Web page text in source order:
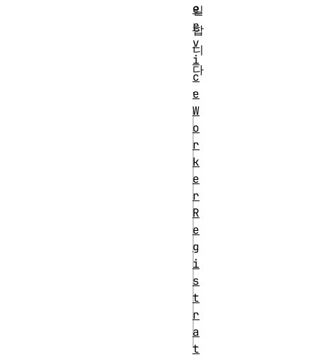
일
합
니
다
.
=> {
  if (!response.ok) {
    throw new
TypeError("bad
status");
  }
  return cache.put(url,
response);
e
r
v
i
c
e
W
o
r
k
e
r
R
e
g
i
s
t
r
a
t